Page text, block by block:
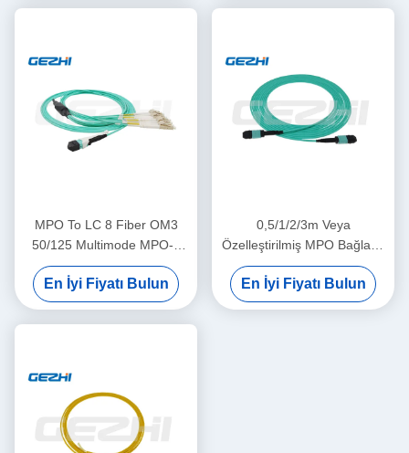
MPO To LC 8 Fiber OM3
50/125 Multimode MPO-8
LC Fiber Optic Patch Cord
Breakout Kablosu
En İyi Fiyatı Bulun
0,5/1/2/3m Veya
Özelleştirilmiş MPO Bağlantı
kablosu, MPO Bağlantı
Kablosu OM3 yüksek
yoğunluklu bağlantılar
En İyi Fiyatı Bulun